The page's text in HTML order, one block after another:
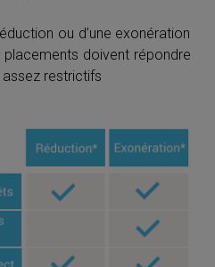
ou d’une exonération
placements doivent répondre
restrictifs